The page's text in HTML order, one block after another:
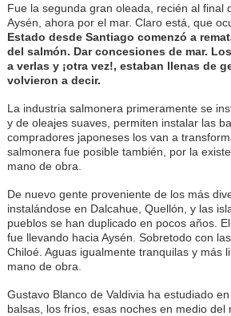
Fue la segunda gran oleada, recién al final
Aysén, ahora por el mar. Claro está, que
Estado desde Santiago comenzó a
del salmón. Dar concesiones de mar.
a verlas y ¡otra vez!, estaban llenas de
volvieron a decir.
La industria salmonera primeramente se
y de oleajes suaves, permiten instalar las
compradores japoneses los van a
salmonera fue posible también, por la
mano de obra.
De nuevo gente proveniente de los más
instalándose en Dalcahue, Quellón, y las
pueblos se han duplicado en pocos años.
fue llevando hacia Aysén. Sobretodo con
Chiloé. Aguas igualmente tranquilas y más
mano de obra.
Gustavo Blanco de Valdivia ha estudiado
balsas, los fríos, esas noches en medio